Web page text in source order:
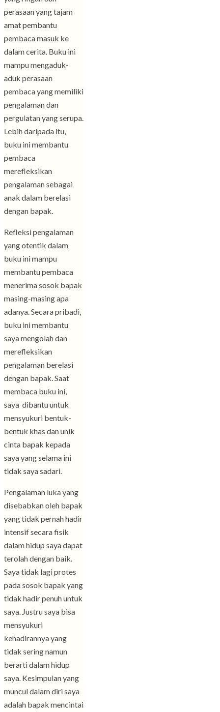
perasaan yang tajam
amat pembantu
pembaca masuk ke
dalam cerita. Buku ini
mampu mengaduk-
aduk perasaan
pembaca yang memiliki
pengalaman dan
pergulatan yang serupa.
Lebih daripada itu,
buku ini membantu
pembaca
merefleksikan
pengalaman sebagai
anak dalam berelasi
dengan bapak.
Refleksi pengalaman
yang otentik dalam
buku ini mampu
membantu pembaca
menerima sosok bapak
masing-masing apa
adanya. Secara pribadi,
buku ini membantu
saya mengolah dan
merefleksikan
pengalaman berelasi
dengan bapak. Saat
membaca buku ini,
saya dibantu untuk
mensyukuri bentuk-
bentuk khas dan unik
cinta bapak kepada
saya yang selama ini
tidak saya sadari.
Pengalaman luka yang
disebabkan oleh bapak
yang tidak pernah hadir
intensif secara fisik
dalam hidup saya dapat
terolah dengan baik.
Saya tidak lagi protes
pada sosok bapak yang
tidak hadir penuh untuk
saya. Justru saya bisa
mensyukuri
kehadirannya yang
tidak sering namun
berarti dalam hidup
saya. Kesimpulan yang
muncul dalam diri saya
adalah bapak mencintai